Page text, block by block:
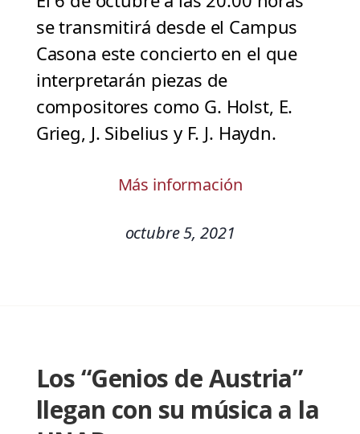
se transmitirá desde el Campus
Casona este concierto en el que
interpretarán piezas de
compositores como G. Holst, E.
Grieg, J. Sibelius y F. J. Haydn.
Más información
octubre 5, 2021
Los “Genios de Austria”
llegan con su música a la